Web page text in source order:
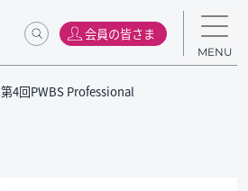
会員の皆さま
MENU
4回PWBS Professional